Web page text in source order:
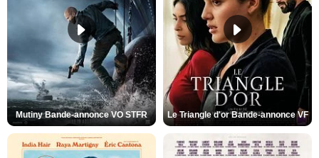
Mutiny Bande-annonce VO STFR Le Triangle d'or Bande-annonce VF